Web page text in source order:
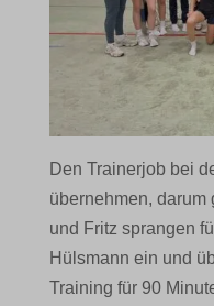
Den Trainerjob bei
übernehmen, darum
und Fritz sprangen
Hülsmann ein und
Training für 90